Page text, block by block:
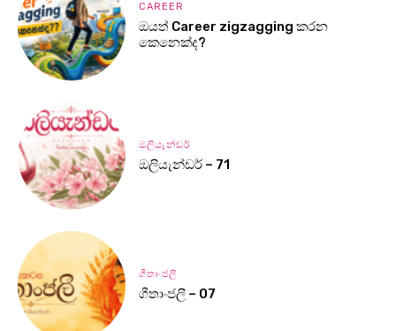
CAREER
ඔයත් Career zigzagging කරන
කෙනෙක්ද?
ඔලියැන්ඩර්
ඔලියැන්ඩර් – 71
ගීතාංජලී
ගීතාංජලී – 07